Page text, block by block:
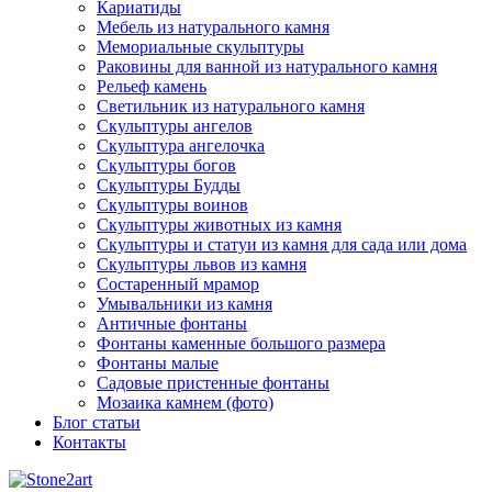
Кариатиды
Мебель из натурального камня
Мемориальные скульптуры
Раковины для ванной из натурального камня
Рельеф камень
Светильник из натурального камня
Скульптуры ангелов
Скульптура ангелочка
Скульптуры богов
Скульптуры Будды
Скульптуры воинов
Скульптуры животных из камня
Скульптуры и статуи из камня для сада или дома
Скульптуры львов из камня
Состаренный мрамор
Умывальники из камня
Античные фонтаны
Фонтаны каменные большого размера
Фонтаны малые
Садовые пристенные фонтаны
Мозаика камнем (фото)
Блог статьи
Контакты